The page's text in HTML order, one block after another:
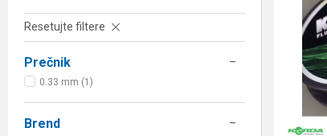
Resetujte filtere
Prečnik
0.33 mm (1)
Brend